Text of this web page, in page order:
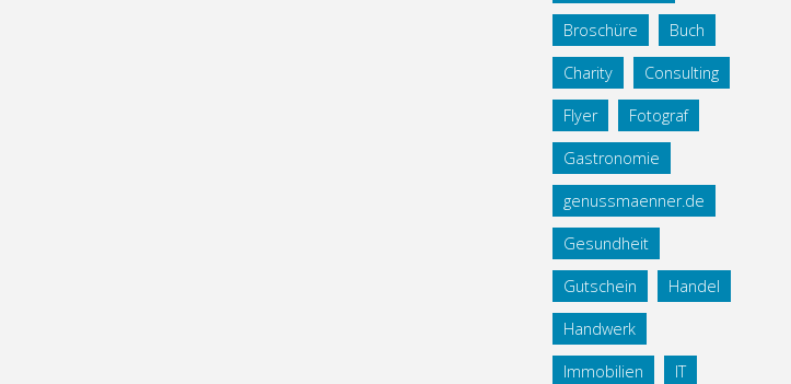
Broschüre Buch
Charity Consulting
Flyer Fotograf
Gastronomie
genussmaenner.de
Gesundheit
Gutschein Handel
Handwerk
Immobilien IT